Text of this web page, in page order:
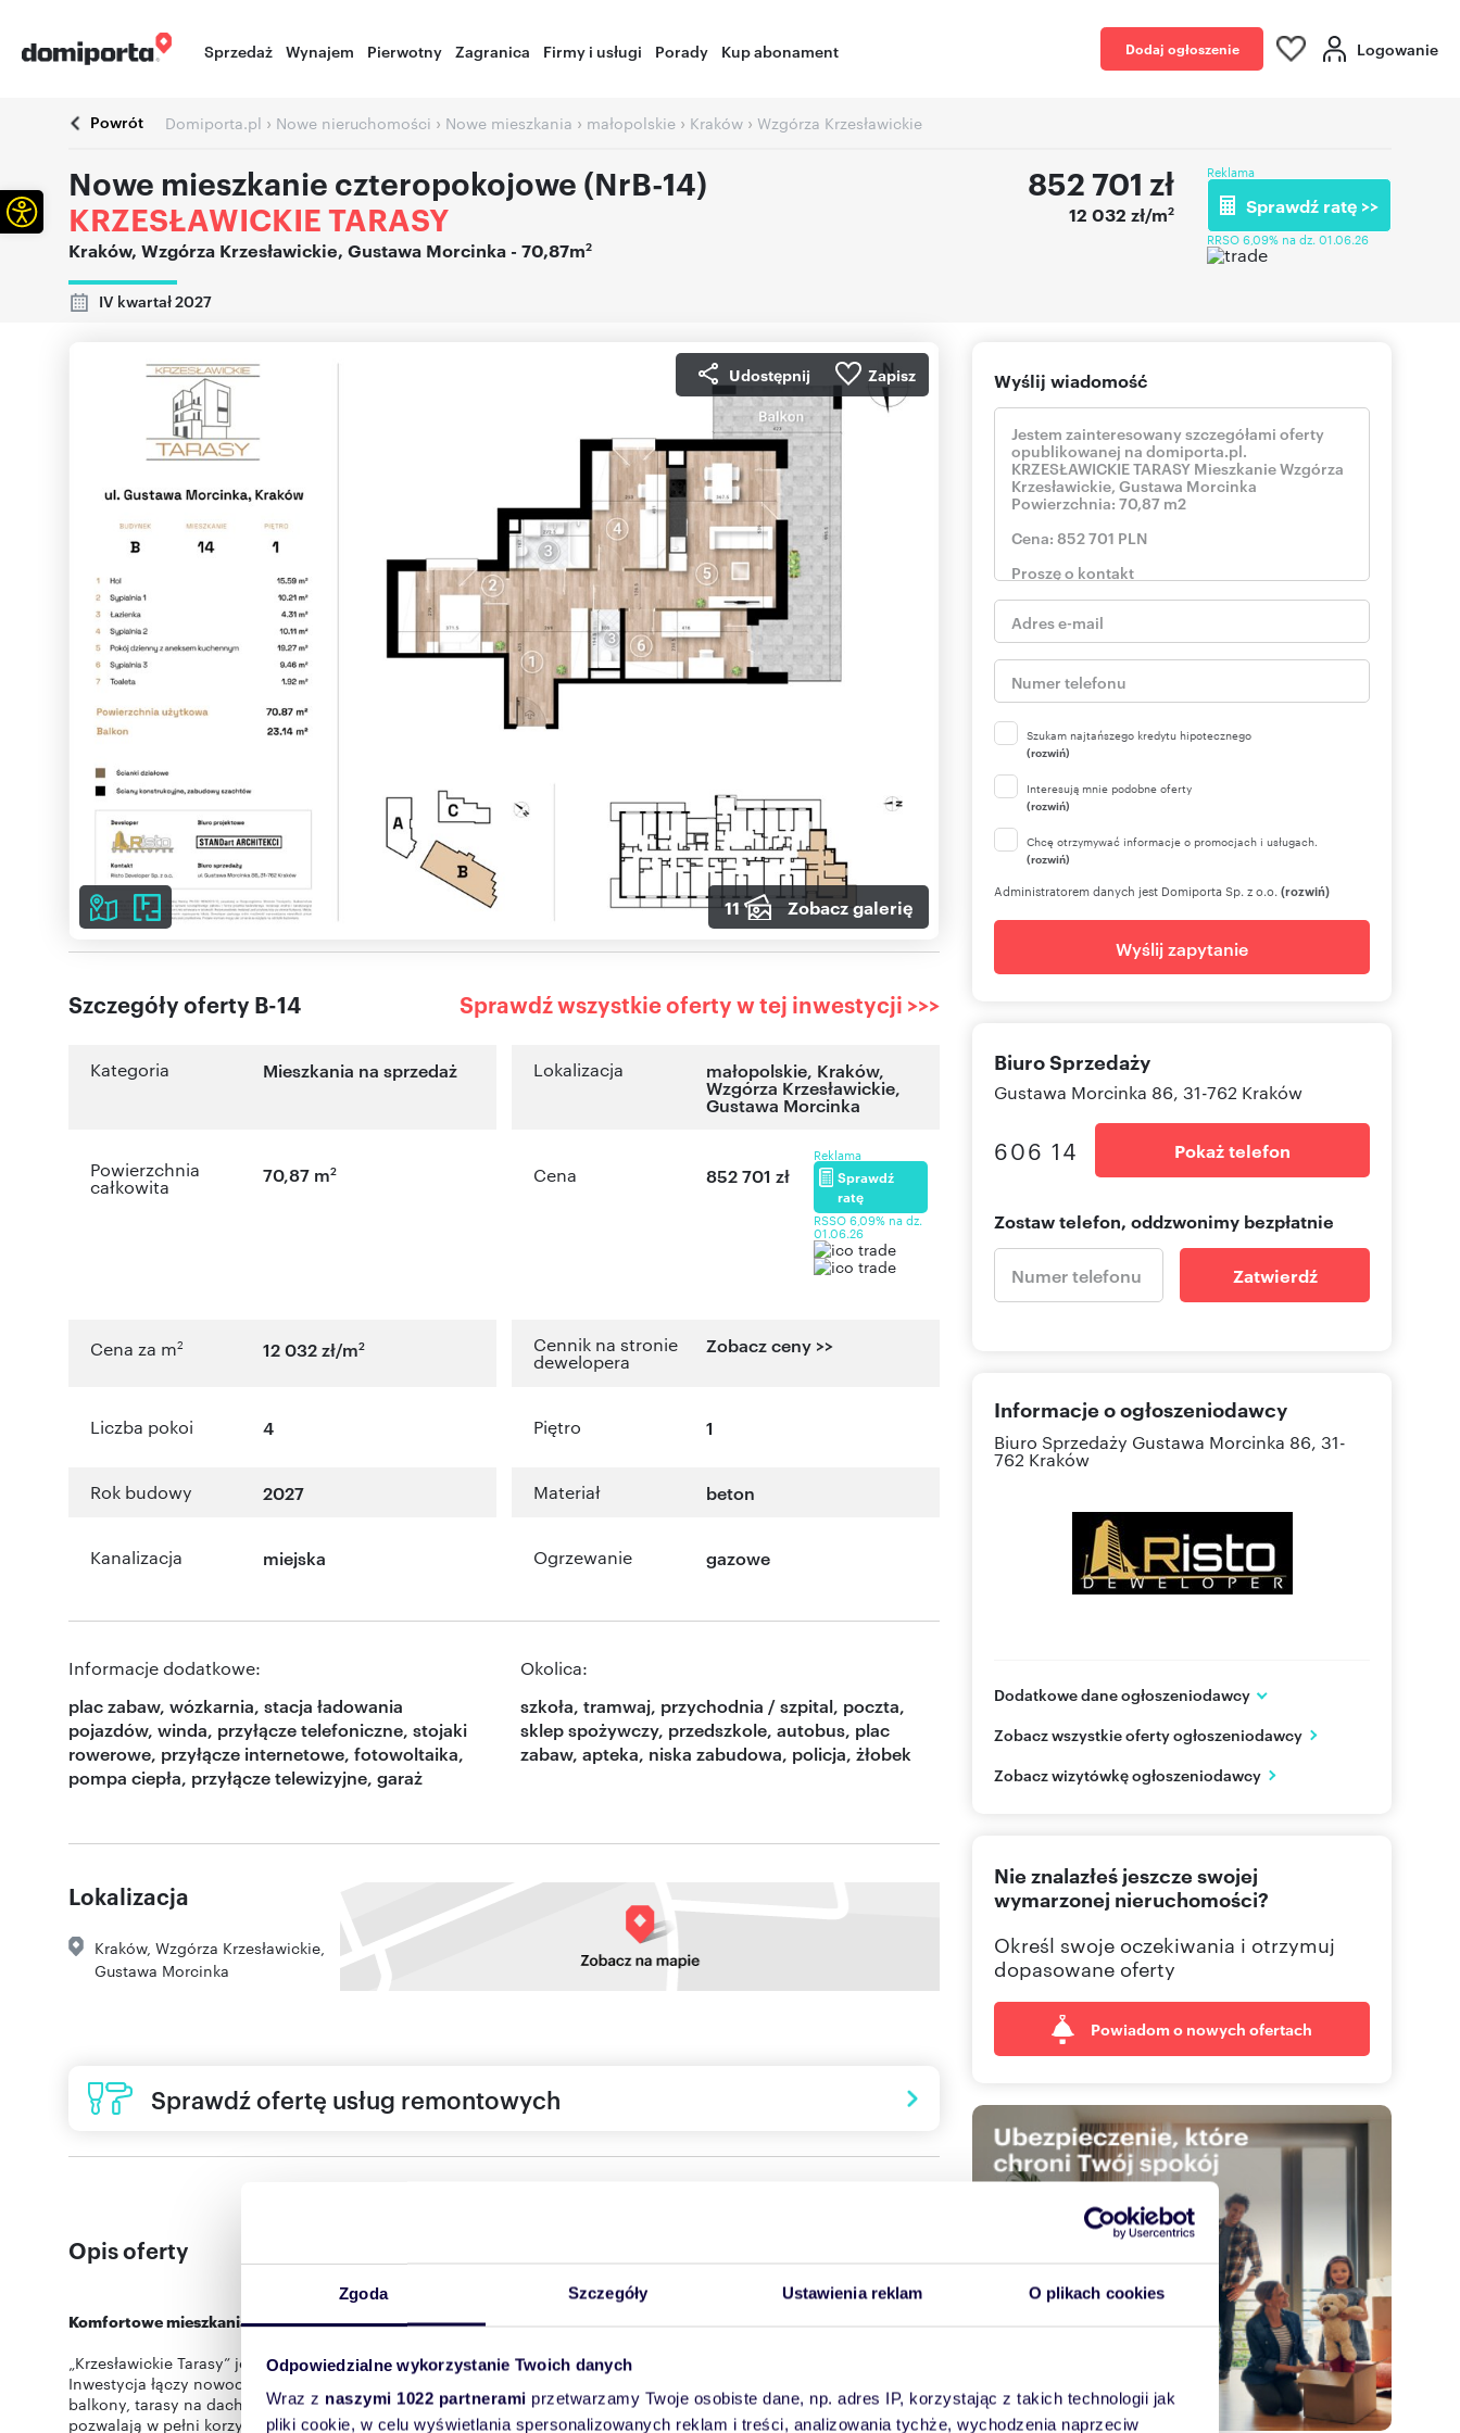
Zgoda Szczegóły Ustawienia reklam O plikach cookies
Odpowiedzialne wykorzystanie Twoich danych
Wraz z naszymi 1022 partnerami przetwarzamy Twoje osobiste dane, np. adres IP, korzystając z takich technologii jak
pliki cookie, w celu wyświetlania spersonalizowanych reklam i treści, analizowania tychże, wychodzenia naprzeciw
Sprzedaż Wynajem Pierwotny Zagranica Firmy i usługi Porady Kup abonament Dodaj ogłoszenie Logowanie
Powrót Domiporta.pl › Nowe nieruchomości › Nowe mieszkania › małopolskie › Kraków › Wzgórza Krzesławickie
Nowe mieszkanie czteropokojowe (NrB-14)
KRZESŁAWICKIE TARASY
Kraków, Wzgórza Krzesławickie, Gustawa Morcinka - 70,87m2
IV kwartał 2027
852 701 zł
12 032 zł/m2
Reklama
Sprawdź ratę >>
RRSO 6,09% na dz. 01.06.26
Udostępnij Zapisz
11 Zobacz galerię
Szczegóły oferty B-14 Sprawdź wszystkie oferty w tej inwestycji >>>
Kategoria Mieszkania na sprzedaż Lokalizacja małopolskie, Kraków,
Wzgórza Krzesławickie,
Gustawa Morcinka
Powierzchnia
całkowita
70,87 m2 Cena 852 701 zł
Reklama
Sprawdź
ratę
RSSO 6,09% na dz.
01.06.26
Cena za m2 12 032 zł/m2 Cennik na stronie
dewelopera
Zobacz ceny >>
Liczba pokoi 4 Piętro 1
Rok budowy 2027 Materiał beton
Kanalizacja miejska Ogrzewanie gazowe
Informacje dodatkowe:
plac zabaw, wózkarnia, stacja ładowania
pojazdów, winda, przyłącze telefoniczne, stojaki
rowerowe, przyłącze internetowe, fotowoltaika,
pompa ciepła, przyłącze telewizyjne, garaż
Okolica:
szkoła, tramwaj, przychodnia / szpital, poczta,
sklep spożywczy, przedszkole, autobus, plac
zabaw, apteka, niska zabudowa, policja, żłobek
Lokalizacja
Kraków, Wzgórza Krzesławickie,
Gustawa Morcinka
Sprawdź ofertę usług remontowych
Opis oferty
Komfortowe mieszkania – Twoja codzienność na nowo
„Krzesławickie Tarasy” jest to kameralna inwestycja na zielonym wzniesieniu północno-wschodniego Krakowa.
Inwestycja łączy nowoczesną architekturę z naturalnym otoczeniem. Mieszkania posiadają wyjątkowo atrakcyjne
balkony, tarasy na dachu, a dla mieszkań na parterze zostały przewidziane prywatne ogródki nawet do 250?m2, które
pozwalają w pełni korzystać z przestrzeni na świeżym powietrzu. Duże okna wprowadzają mnóstwo naturalnego
Wyślij wiadomość
Szukam najtańszego kredytu hipotecznego
(rozwiń)
Interesują mnie podobne oferty
(rozwiń)
Chcę otrzymywać informacje o promocjach i usługach.
(rozwiń)
Administratorem danych jest Domiporta Sp. z o.o. (rozwiń)
Wyślij zapytanie
Biuro Sprzedaży
Gustawa Morcinka 86, 31-762 Kraków
606 14 Pokaż telefon
Zostaw telefon, oddzwonimy bezpłatnie
Zatwierdź
Informacje o ogłoszeniodawcy
Biuro Sprzedaży Gustawa Morcinka 86, 31-
762 Kraków
Dodatkowe dane ogłoszeniodawcy
ul. Klonów 102
małopolskie
Zobacz wszystkie oferty ogłoszeniodawcy
Zobacz wizytówkę ogłoszeniodawcy
Nie znalazłeś jeszcze swojej
wymarzonej nieruchomości?
Określ swoje oczekiwania i otrzymuj
dopasowane oferty
Powiadom o nowych ofertach
Otwórz pasek narzędzi